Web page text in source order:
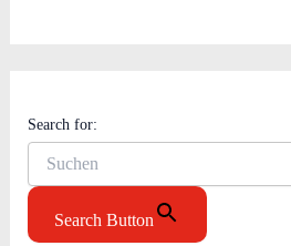
Search for:
Search Button